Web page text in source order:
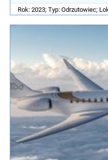
Rok: 2023; Typ: Odrzutowiec;